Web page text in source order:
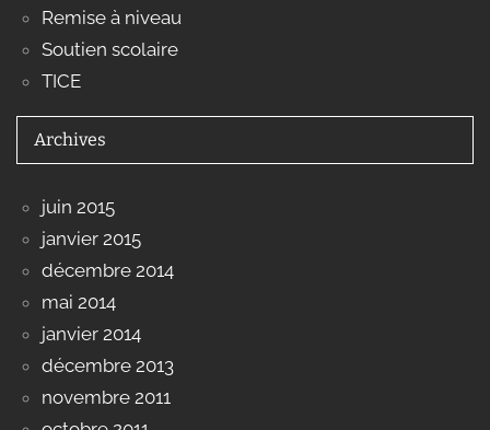
Remise à niveau
Soutien scolaire
TICE
Archives
juin 2015
janvier 2015
décembre 2014
mai 2014
janvier 2014
décembre 2013
novembre 2011